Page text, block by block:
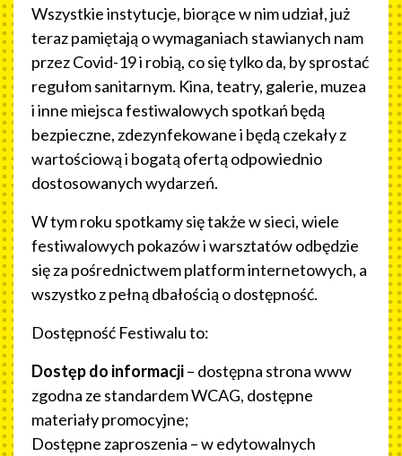
Wszystkie instytucje, biorące w nim udział, już
teraz pamiętają o wymaganiach stawianych nam
przez Covid-19 i robią, co się tylko da, by sprostać
regułom sanitarnym. Kina, teatry, galerie, muzea
i inne miejsca festiwalowych spotkań będą
bezpieczne, zdezynfekowane i będą czekały z
wartościową i bogatą ofertą odpowiednio
dostosowanych wydarzeń.
W tym roku spotkamy się także w sieci, wiele
festiwalowych pokazów i warsztatów odbędzie
się za pośrednictwem platform internetowych, a
wszystko z pełną dbałością o dostępność.
Dostępność Festiwalu to:
Dostęp do informacji– dostępna strona www
zgodna ze standardem WCAG, dostępne
materiały promocyjne;
Dostępne zaproszenia – w edytowalnych